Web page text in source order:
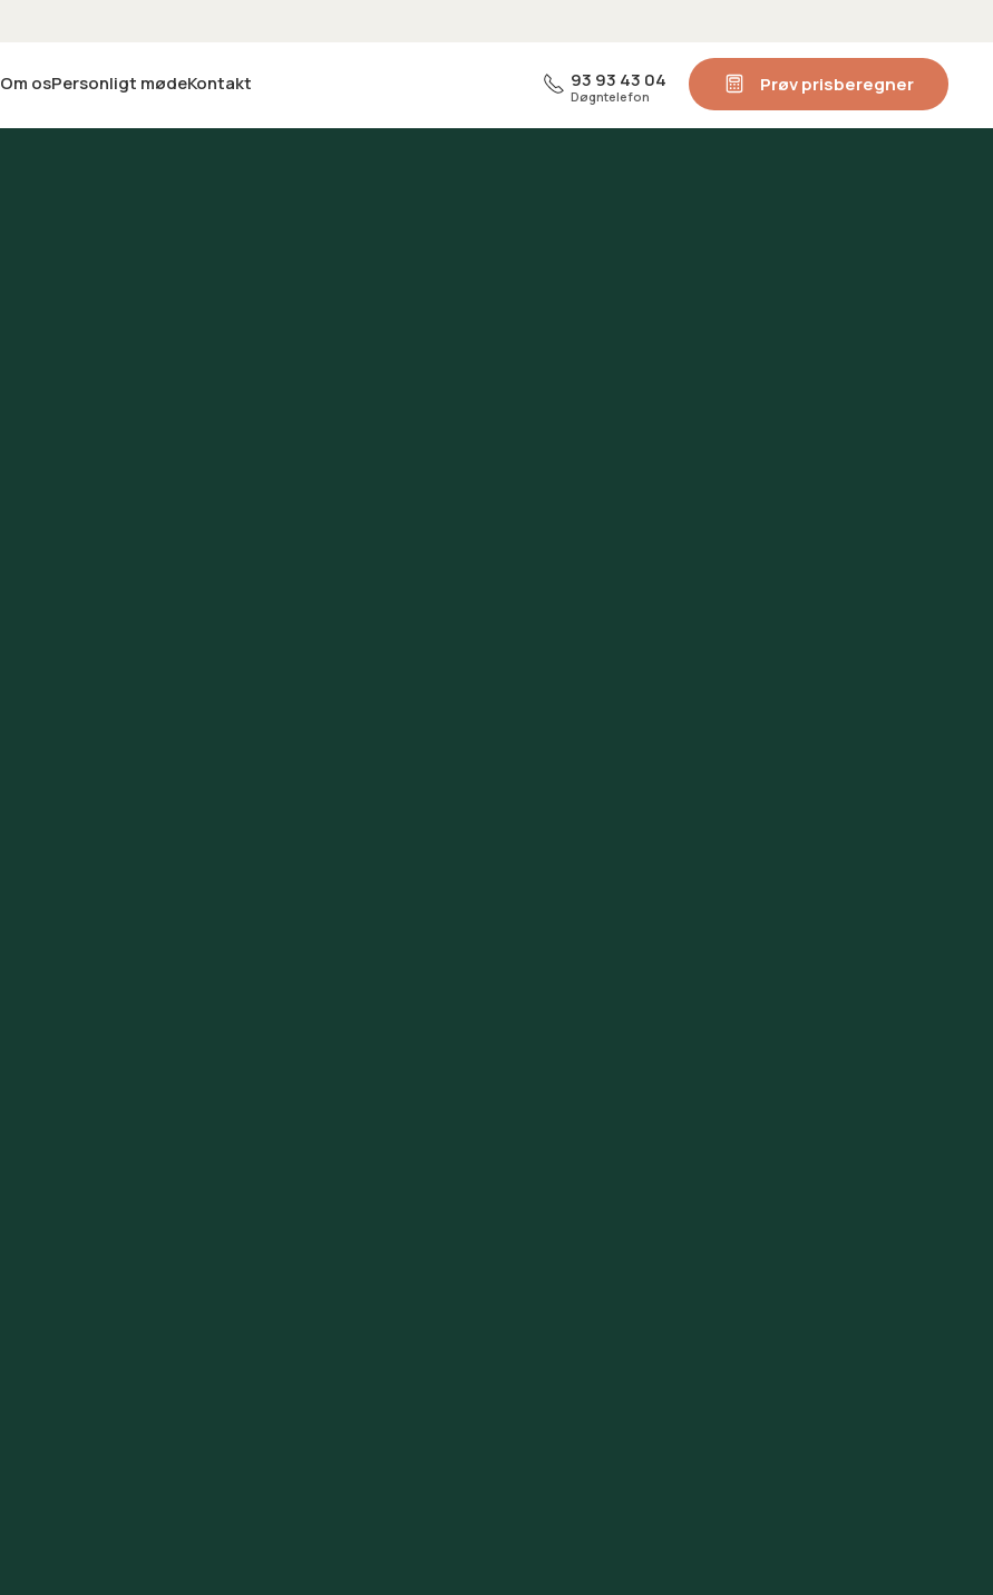
Om osPersonligt mødeKontakt 93 93 43 04
Døgntelefon
Prøv prisberegner